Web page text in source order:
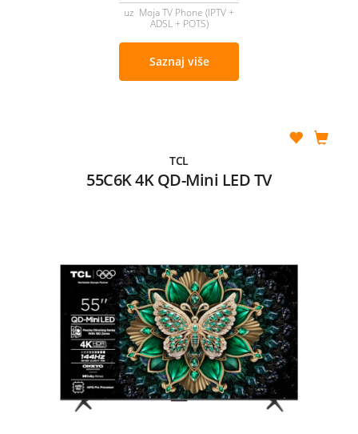
uz Moja TV Phone (IPTV +
ADSL + POTS)
Saznaj više
TCL
55C6K 4K QD-Mini LED TV